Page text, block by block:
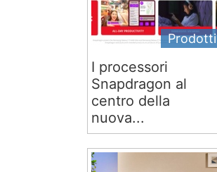
Prodotti
I processori
Snapdragon al
centro della
nuova...